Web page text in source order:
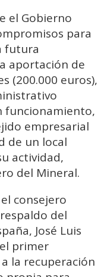
el Gobierno
para
futura
aportación de
(200.000 euros),
funcionamiento,
empresarial
de un local
actividad,
del Mineral.
consejero
del
José Luis
primer
la recuperación